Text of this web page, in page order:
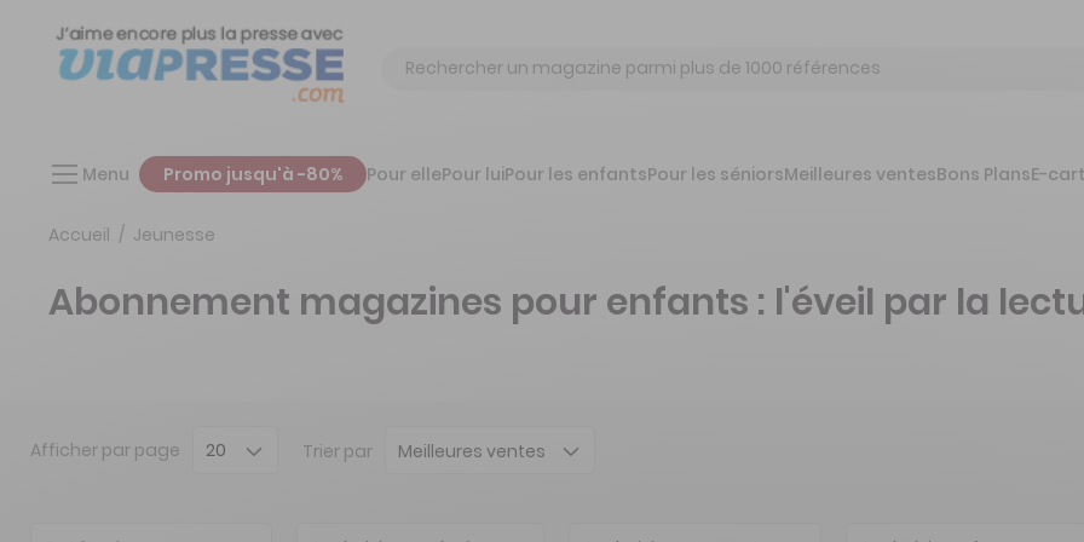
Chercher
Menu Promo jusqu'à -80% Pour ellePour luiPour les enfantsPour les séniorsMeilleures ventesBons PlansE-
Accueil Jeunesse
Abonnement magazines pour enfants : l'éveil par la
Afficher par page Trier par